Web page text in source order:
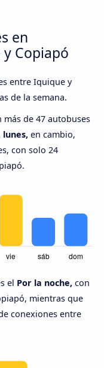
en
Copiapó
entre Iquique y
de la semana.
de 47 autobuses
lunes, en cambio,
con solo 24
el Por la noche, con
mientras que
conexiones entre